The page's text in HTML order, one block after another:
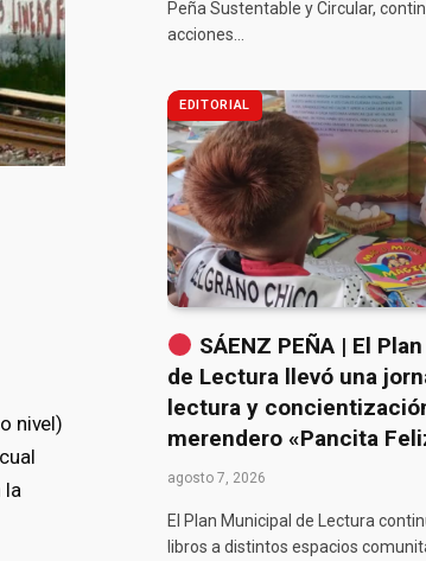
nivel)
la
Peña Sustentable y Circular,
acciones…
EDITORIAL
SÁENZ PEÑA | El
de Lectura llevó una
lectura y
merendero «Pancita
agosto 7, 2026
El Plan Municipal de Lectura
libros a distintos espacios